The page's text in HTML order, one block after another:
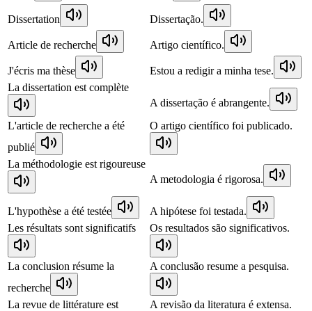
Dissertation Dissertação.
Article de recherche Artigo científico.
J'écris ma thèse
Estou a redigir a minha tese.
La dissertation est complète
A dissertação é abrangente.
L'article de recherche a été
publié
O artigo científico foi publicado.
La méthodologie est rigoureuse
A metodologia é rigorosa.
L'hypothèse a été testée
A hipótese foi testada.
Les résultats sont significatifs
Os resultados são significativos.
La conclusion résume la
recherche
A conclusão resume a pesquisa.
La revue de littérature est
A revisão da literatura é extensa.